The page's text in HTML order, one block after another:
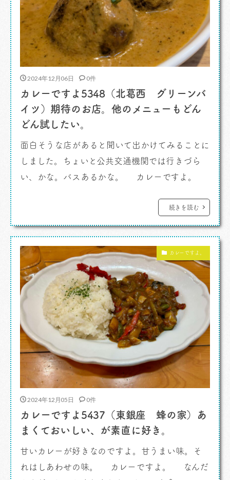
2024年12月06日 0件
カレーですよ5348（北葛西 グリーンバ
イツ）期待のお店。他のメニューもどん
どん試したい。
面白そうな店があると聞いて出かけてみることに
しました。ちょいと公共交通機関では行きづら
い、かな。バスあるかな。 カレーですよ。
西。船堀街道沿い、真向かいに宇喜田公園の大
きな駐車場がありクルマで行っても困らないのは
ってこれまたうれしい。インド料理はベジで十分
美 […]
続きを読む
カレーですよ。
2024年12月05日 0件
カレーですよ5437（東銀座 蜂の家）あ
まくておいしい、が素直に好き。
甘いカレーが好きなのですよ。甘うまい味。そ
れはしあわせの味。 カレーですよ。 なんだ